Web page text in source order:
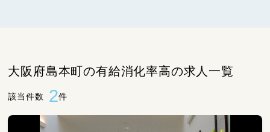
大阪府島本町の有給消化率高の求人一覧
該当件数 2件